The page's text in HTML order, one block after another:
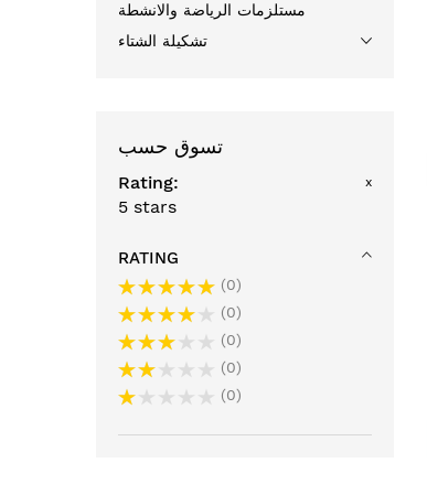
مستلزمات الرياضة والانشطة
تشكيلة الشتاء
تسوق حسب
Rating
5 stars
x
RATING
0
0
0
0
0